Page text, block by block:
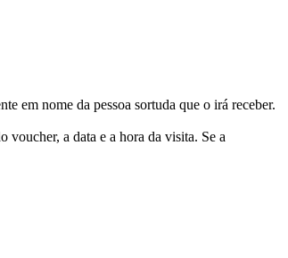
em nome da pessoa sortuda que o irá receber.
voucher, a data e a hora da visita. Se a